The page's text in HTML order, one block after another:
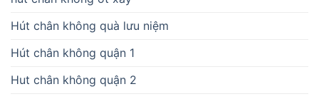
Hút chân không quà lưu niệm
Hút chân không quận 1
Hut chân không quận 2